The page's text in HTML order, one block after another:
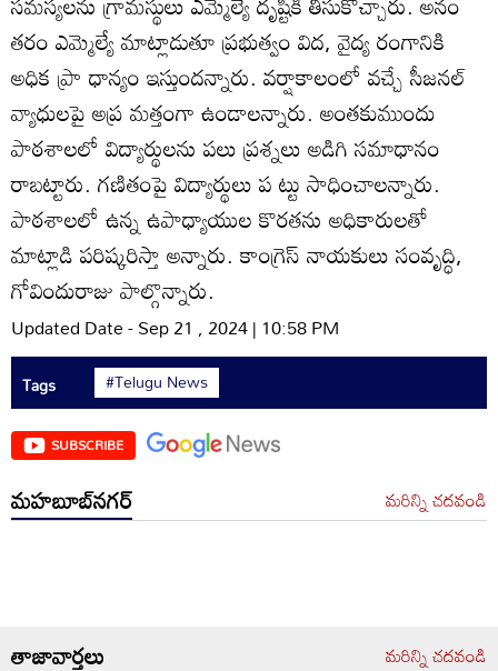
తరం ఎమ్మెల్యే మాట్లాడుతూ ప్రభుత్వం విద, వైద్య రంగానికి
అధిక ప్రా ధాన్యం ఇస్తుందన్నారు. వర్షాకాలంలో వచ్చే సీజనల్‌
వ్యాధులపై అప్ర మత్తంగా ఉండాలన్నారు. అంతకుముందు
పాఠశాలలో విద్యార్థులను పలు ప్రశ్నలు అడిగి సమాధానం
రాబట్టారు. గణితంపై విద్యార్థులు ప ట్టు సాధించాలన్నారు.
పాఠశాలలో ఉన్న ఉపాధ్యాయుల కొరతను అధికారులతో
మాట్లాడి పరిష్కరిస్తా అన్నారు. కాంగ్రెస్‌ నాయకులు సంవృద్ధి,
గోవిందురాజు పాల్గొన్నారు.
Updated Date - Sep 21 , 2024 | 10:58 PM
Tags #Telugu News
SUBSCRIBE
మహబూబ్‌నగర్ మరిన్ని చదవండి
తాజావార్తలు మరిన్ని చదవండి